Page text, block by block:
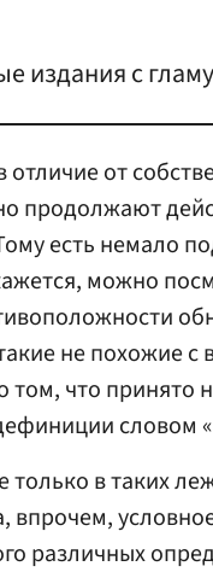
издания с
отличие от
продолжают
есть немало
можно
не похожие с
том, что
словом
только в таких
впрочем,
различных